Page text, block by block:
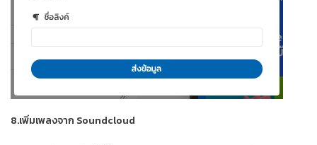
8.เพิ่มเพลงจาก Soundcloud